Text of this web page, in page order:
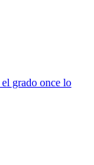
grado once lo